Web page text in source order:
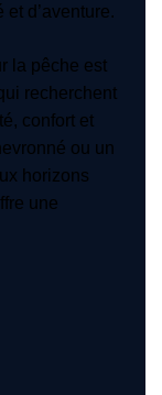
d’aventure.
la pêche est
recherchent
confort et
ou un
horizons
une